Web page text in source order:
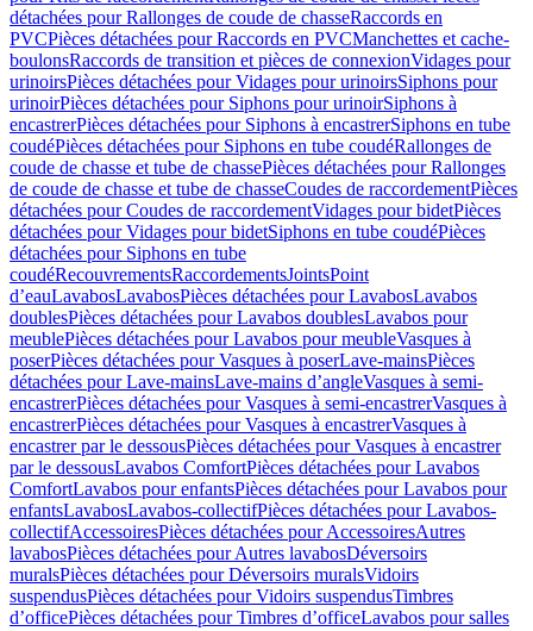
détachées pour Rallonges de coude de chasseRaccords en
PVCPièces détachées pour Raccords en PVCManchettes et cache-
boulonsRaccords de transition et pièces de connexionVidages pour
urinoirsPièces détachées pour Vidages pour urinoirsSiphons pour
urinoirPièces détachées pour Siphons pour urinoirSiphons à
encastrerPièces détachées pour Siphons à encastrerSiphons en tube
coudéPièces détachées pour Siphons en tube coudéRallonges de
coude de chasse et tube de chassePièces détachées pour Rallonges
de coude de chasse et tube de chasseCoudes de raccordementPièces
détachées pour Coudes de raccordementVidages pour bidetPièces
détachées pour Vidages pour bidetSiphons en tube coudéPièces
détachées pour Siphons en tube
coudéRecouvrementsRaccordementsJointsPoint
d’eauLavabosLavabosPièces détachées pour LavabosLavabos
doublesPièces détachées pour Lavabos doublesLavabos pour
meublePièces détachées pour Lavabos pour meubleVasques à
poserPièces détachées pour Vasques à poserLave-mainsPièces
détachées pour Lave-mainsLave-mains d’angleVasques à semi-
encastrerPièces détachées pour Vasques à semi-encastrerVasques à
encastrerPièces détachées pour Vasques à encastrerVasques à
encastrer par le dessousPièces détachées pour Vasques à encastrer
par le dessousLavabos ComfortPièces détachées pour Lavabos
ComfortLavabos pour enfantsPièces détachées pour Lavabos pour
enfantsLavabosLavabos-collectifPièces détachées pour Lavabos-
collectifAccessoiresPièces détachées pour AccessoiresAutres
lavabosPièces détachées pour Autres lavabosDéversoirs
muralsPièces détachées pour Déversoirs muralsVidoirs
suspendusPièces détachées pour Vidoirs suspendusTimbres
dʼofficePièces détachées pour Timbres dʼofficeLavabos pour salles